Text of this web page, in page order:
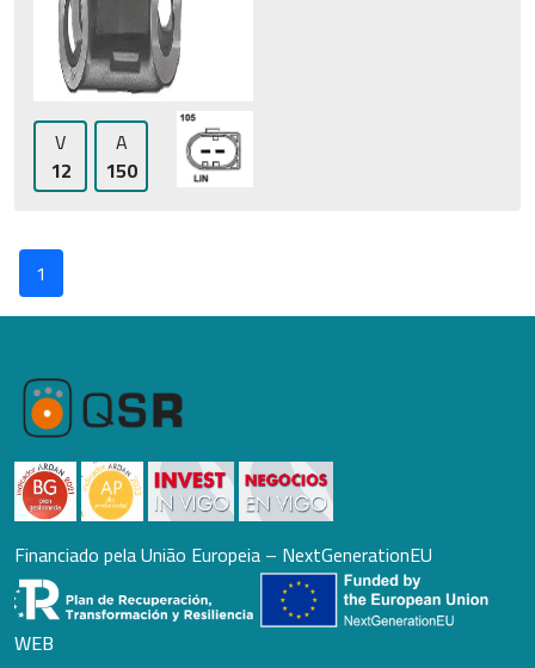
V
12
A
150
1
Financiado pela União Europeia – NextGenerationEU
WEB